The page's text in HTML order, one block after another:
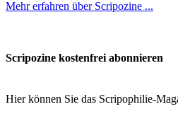
Mehr erfahren über Scripozine ...
Scripozine kostenfrei abonnieren
Hier können Sie das Scripophilie-